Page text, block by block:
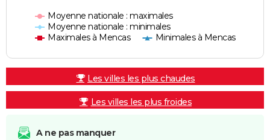
Moyenne nationale : maximales
Moyenne nationale : minimales
Maximales à Mencas
Minimales à Mencas
Les villes les plus chaudes
Les villes les plus froides
A ne pas manquer